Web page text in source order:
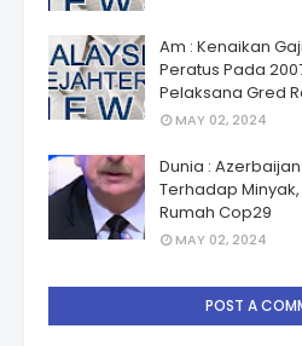
Am : Kenaikan
Peratus Pada
Pelaksana Gred
MAY 02, 2024
Dunia :
Terhadap
Rumah Cop29
MAY 02, 2024
POST A